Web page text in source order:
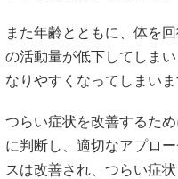
また年齢とともに、体を
の活動量が低下してしま
なりやすくなってしまいま
つらい症状を改善するた
に判断し、適切なアプロ
スは改善され、つらい症